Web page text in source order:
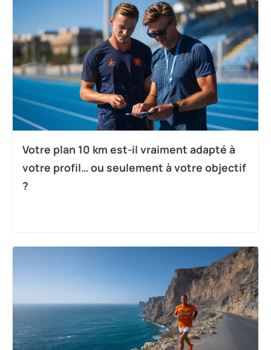
Votre plan 10 km est-il vraiment adapté à
votre profil… ou seulement à votre objectif
?